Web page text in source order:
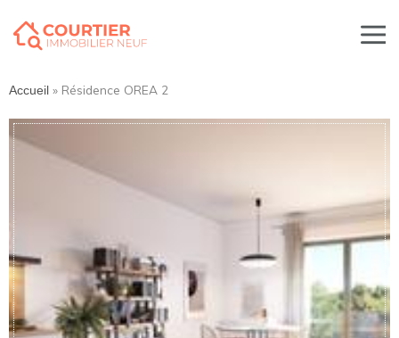
Accueil » Résidence OREA 2